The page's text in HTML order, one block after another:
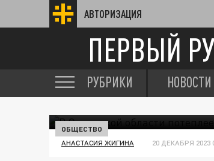
АВТОРИЗАЦИЯ
ПЕРВЫЙ
РУБРИКИ НОВОСТИ
ОБЩЕСТВО
АНАСТАСИЯ ЖИГИНА 20 ДЕКАБРЯ 2023